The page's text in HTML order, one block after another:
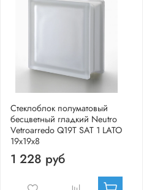
Стеклоблок полуматовый
бесцветный гладкий Neutro
Vetroarredo Q19T SAT 1 LATO
19x19x8
1 228 руб